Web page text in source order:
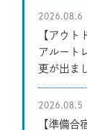
【アウ
アルート
更が出ま
2026.08.6
【準備合
2026.08.5